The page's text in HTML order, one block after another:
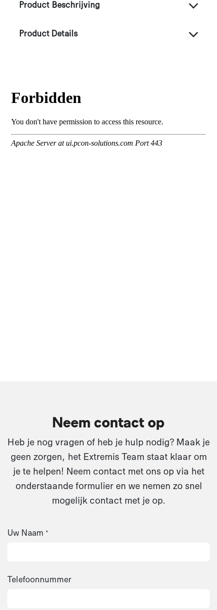
Product Beschrijving
Product Details
Neem contact op
Heb je nog vragen of heb je hulp nodig? Maak je
geen zorgen, het Extremis Team staat klaar om
je te helpen! Neem contact met ons op via het
onderstaande formulier en we nemen zo snel
mogelijk contact met je op.
Uw Naam *
Telefoonnummer